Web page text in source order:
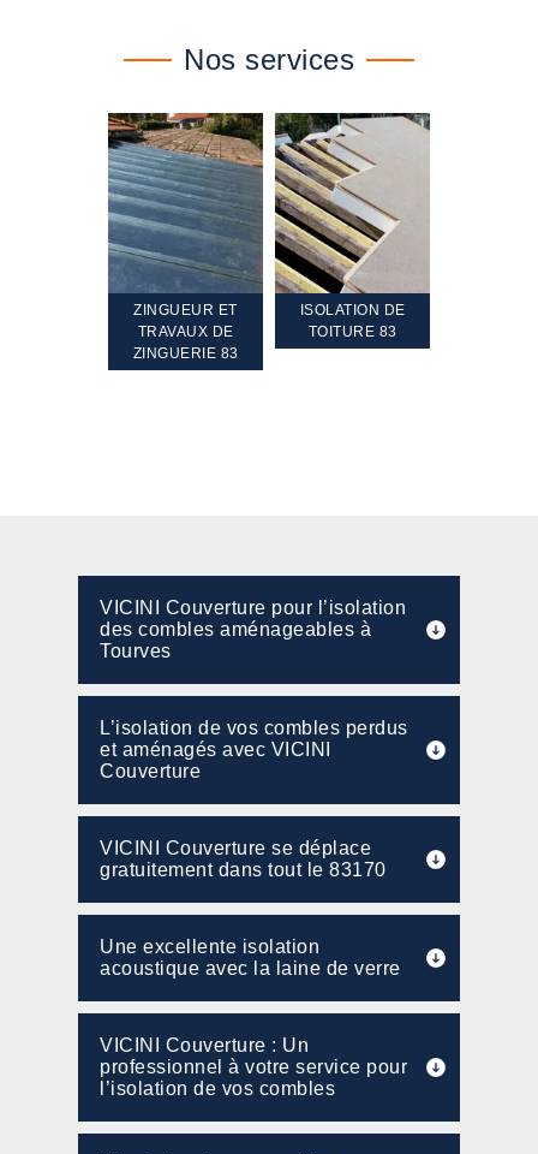
Nos services
ZINGUEUR ET
TRAVAUX DE
ZINGUERIE 83
ISOLATION DE
TOITURE 83
VICINI Couverture pour l’isolation
des combles aménageables à
Tourves
L’isolation de vos combles perdus
et aménagés avec VICINI
Couverture
VICINI Couverture se déplace
gratuitement dans tout le 83170
Une excellente isolation
acoustique avec la laine de verre
VICINI Couverture : Un
professionnel à votre service pour
l’isolation de vos combles